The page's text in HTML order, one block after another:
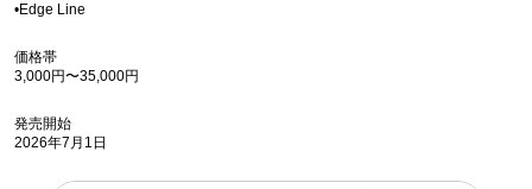
•Edge Line
価格帯
3,000円〜35,000円
発売開始
2026年7月1日